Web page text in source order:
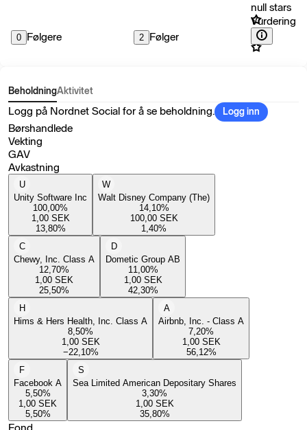
0 Følgere 2 Følger
null stars
Vurdering
BeholdningAktivitet
Logg på Nordnet Social for å se beholdning. Logg inn
Børshandlede
Vekting
GAV
Avkastning
U
Unity Software Inc
100,00%
1,00 SEK
13,80%
W
Walt Disney Company (The)
14,10%
100,00 SEK
1,40%
C
Chewy, Inc. Class A
12,70%
1,00 SEK
25,50%
D
Dometic Group AB
11,00%
1,00 SEK
42,30%
H
Hims & Hers Health, Inc. Class A
8,50%
1,00 SEK
−22,10%
A
Airbnb, Inc. - Class A
7,20%
1,00 SEK
56,12%
F
Facebook A
5,50%
1,00 SEK
5,50%
S
Sea Limited American Depositary Shares
3,30%
1,00 SEK
35,80%